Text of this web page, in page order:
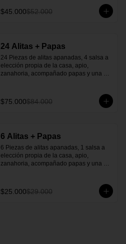
$45.000$52.000
24 Alitas + Papas
24 Piezas de alitas apanadas, 4 salsa a
elección propia de la casa, apio,
zanahoria, acompañado papas y una
$75.000$84.000
6 Alitas + Papas
6 Piezas de alitas apanadas, 1 salsa a
elección propia de la casa, apio,
zanahoria, acompañado papas y una
$25.000$29.000